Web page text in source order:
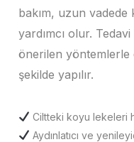
bakım, uzun vadede
yardımcı olur.
önerilen yöntemlerle
şekilde yapılır.
Ciltteki koyu lekeleri
Aydınlatıcı ve